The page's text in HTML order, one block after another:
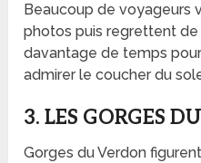
Beaucoup de voyageurs
photos puis regrettent de
davantage de temps
admirer le coucher du
3. LES GORGES
Gorges du Verdon